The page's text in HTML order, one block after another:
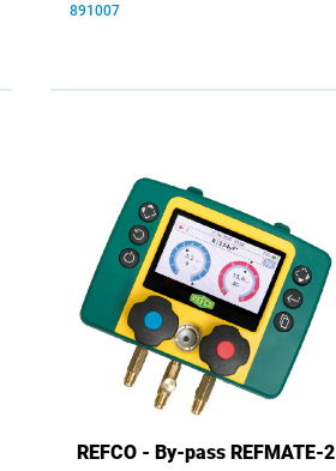
891007
REFCO - By-pass REFMATE-2